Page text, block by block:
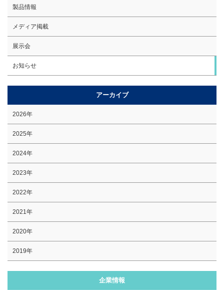
製品情報
メディア掲載
展示会
お知らせ
アーカイブ
2026年
2025年
2024年
2023年
2022年
2021年
2020年
2019年
企業情報